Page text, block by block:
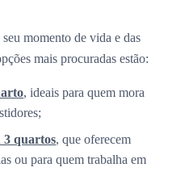
momento de vida e das
mais procuradas estão:
, ideais para quem mora
3 quartos, que oferecem
ou para quem trabalha em